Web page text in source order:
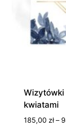
kwiatami
185,00 zł –